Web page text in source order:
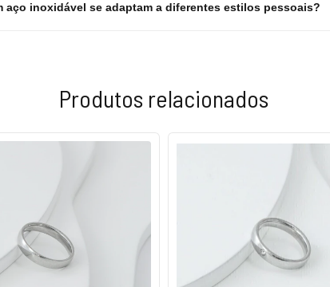
aço inoxidável se adaptam a diferentes estilos pessoais?
Produtos relacionados